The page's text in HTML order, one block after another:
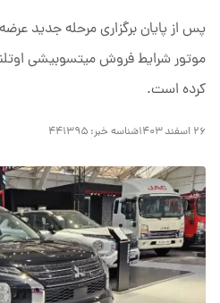
پس از پایان برگزاری مرحله جدید
موتور شرایط فروش میتسوبیشی
کرده است.
۲۶ اسفند ۱۴۰۳ شناسه خبر: ۴۴۱۳۹۵